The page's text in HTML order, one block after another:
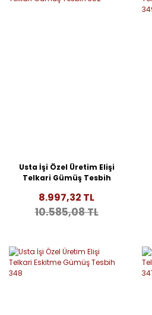
Usta İşi Özel Üretim Elişi
Telkari Gümüş Tesbih
8.997,32 TL
10.585,08 TL